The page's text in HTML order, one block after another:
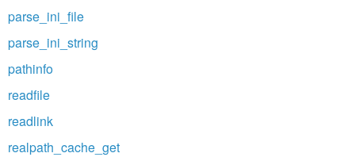
parse_ini_file
parse_ini_string
pathinfo
readfile
readlink
realpath_cache_get